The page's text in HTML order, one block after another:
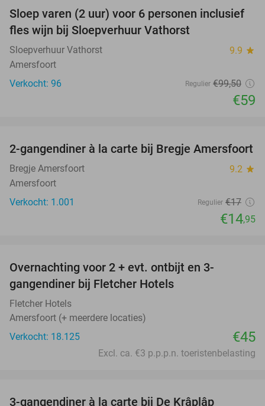
41%
Sloep varen (2 uur) voor 6 personen inclusief
fles wijn bij Sloepverhuur Vathorst
Sloepverhuur Vathorst 9.9 star
Amersfoort
Verkocht: 96
Regulier €99,50
€59
12%
2-gangendiner à la carte bij Bregje Amersfoort
Bregje Amersfoort 9.2 star
Amersfoort
Verkocht: 1.001
Regulier €17
€14,95
Overnachting voor 2 + evt. ontbijt en 3-
gangendiner bij Fletcher Hotels
Fletcher Hotels
Amersfoort (+ meerdere locaties)
Verkocht: 18.125
€45
Excl. ca. €3 p.p.p.n. toeristenbelasting
3-gangendiner à la carte bij De Krâplâp